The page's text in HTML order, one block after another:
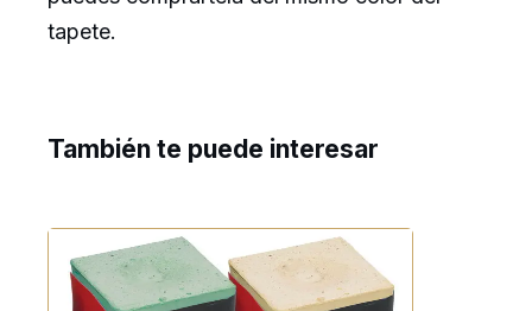
tapete.
También te puede interesar